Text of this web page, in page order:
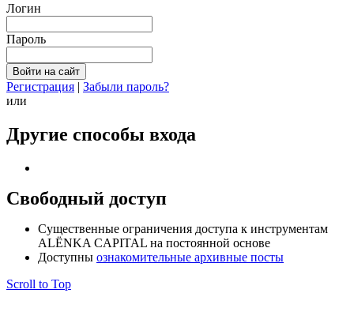
Логин
Пароль
Регистрация | Забыли пароль?
или
Другие способы входа
Свободный доступ
Cущественные ограничения доступа к инструментам
ALЁNKA CAPITAL на постоянной основе
Доступны ознакомительные архивные посты
Scroll to Top